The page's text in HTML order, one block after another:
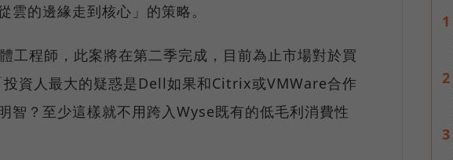
的邊緣走到核心」的策略。
工程師，此案將在第二季完成，目前為止市場對於買
資人最大的疑惑是Dell如果和Citrix或VMWare合作
智？至少這樣就不用跨入Wyse既有的低毛利消費性
1
2
3